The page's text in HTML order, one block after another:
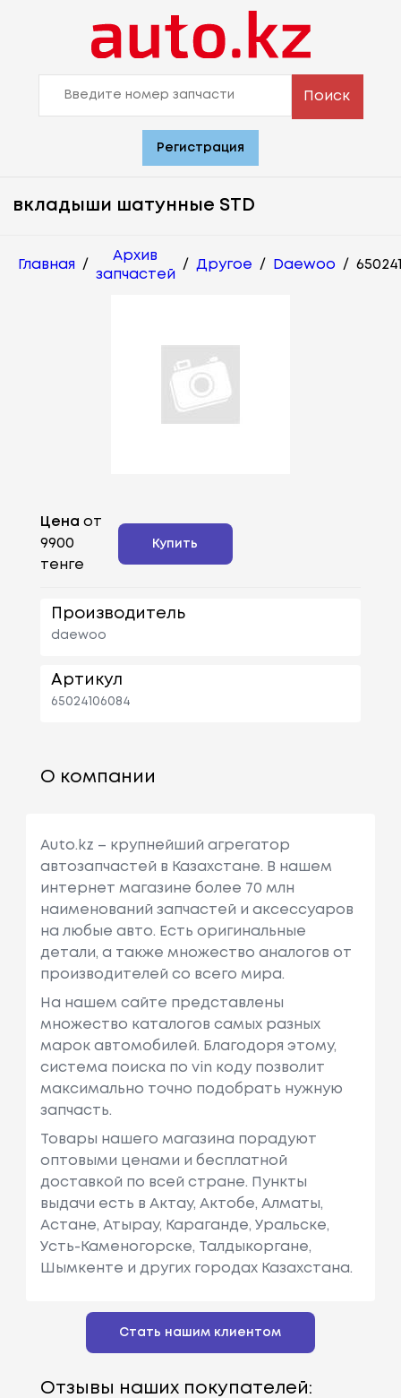
Поиск
Регистрация
вкладыши шатунные STD
Главная /
Архив
запчастей
/ Другое / Daewoo /
Цена от
9900
тенге
Купить
Производитель
daewoo
Артикул
65024106084
О компании
Auto.kz – крупнейший агрегатор
автозапчастей в Казахстане. В нашем
интернет магазине более 70 млн
наименований запчастей и аксессуаров
на любые авто. Есть оригинальные
детали, а также множество аналогов от
производителей со всего мира.
На нашем сайте представлены
множество каталогов самых разных
марок автомобилей. Благодоря этому,
система поиска по vin коду позволит
максимально точно подобрать нужную
запчасть.
Товары нашего магазина порадуют
оптовыми ценами и бесплатной
доставкой по всей стране. Пункты
выдачи есть в Актау, Актобе, Алматы,
Астане, Атырау, Караганде, Уральске,
Усть-Каменогорске, Талдыкоргане,
Шымкенте и других городах Казахстана.
Стать нашим клиентом
Отзывы наших покупателей: